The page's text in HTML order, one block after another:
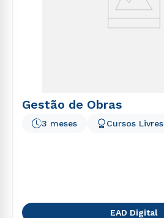
Gestão de Obras
3 meses Cursos Livres
EAD Digital